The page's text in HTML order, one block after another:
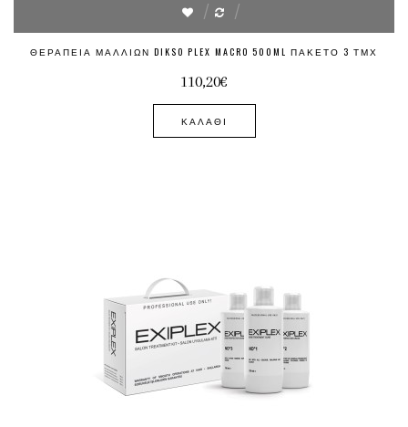
ΘΕΡΑΠΕΊΑ ΜΑΛΛΙΏΝ DIKSO PLEX MACRO 500ML ΠΑΚΈΤΟ 3 ΤΜΧ
110,20€
ΚΑΛΆΘΙ